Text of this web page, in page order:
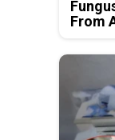
From